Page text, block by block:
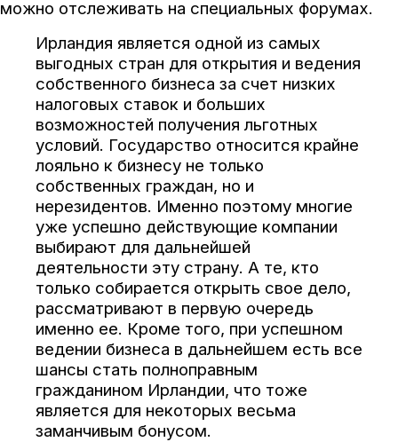
можно отслеживать на специальных форумах.
Ирландия является одной из самых
выгодных стран для открытия и ведения
собственного бизнеса за счет низких
налоговых ставок и больших
возможностей получения льготных
условий. Государство относится крайне
лояльно к бизнесу не только
собственных граждан, но и
нерезидентов. Именно поэтому многие
уже успешно действующие компании
выбирают для дальнейшей
деятельности эту страну. А те, кто
только собирается открыть свое дело,
рассматривают в первую очередь
именно ее. Кроме того, при успешном
ведении бизнеса в дальнейшем есть все
шансы стать полноправным
гражданином Ирландии, что тоже
является для некоторых весьма
заманчивым бонусом.